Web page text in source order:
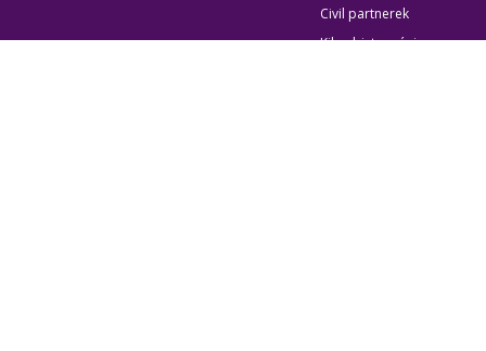
Civil partnerek
Kiberbiztonsági